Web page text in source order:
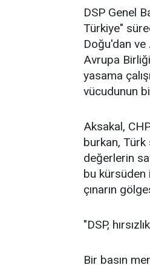
DSP Genel
Türkiye"
Doğu'dan
Avrupa
yasama
vücudunun
Aksakal,
burkan, Türk
değerlerin
bu kürsüden
çınarın
"DSP,
Bir basın